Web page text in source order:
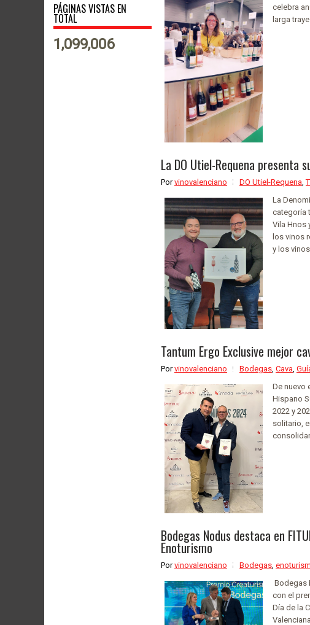
PÁGINAS VISTAS EN
TOTAL
1,099,006
celebra
larga
La DO Utiel-Requena presenta
Porvinovalenciano DO Utiel-Requena,
La
categoría
Vila Hnos
los vinos
y los
Tantum Ergo Exclusive mejor
Porvinovalenciano Bodegas Cava
De nuevo
Hispano
2022 y
solitario,
Bodegas Nodus destaca en
Enoturismo
Porvinovalenciano Bodegas
Bodegas
con el
Día de la